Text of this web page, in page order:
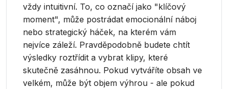
vždy intuitivní. To, co označí jako "klíčový
moment", může postrádat emocionální náboj
nebo strategický háček, na kterém vám
nejvíce záleží. Pravděpodobně budete chtít
výsledky roztřídit a vybrat klipy, které
skutečně zasáhnou. Pokud vytváříte obsah ve
velkém, může být objem výhrou - ale pokud